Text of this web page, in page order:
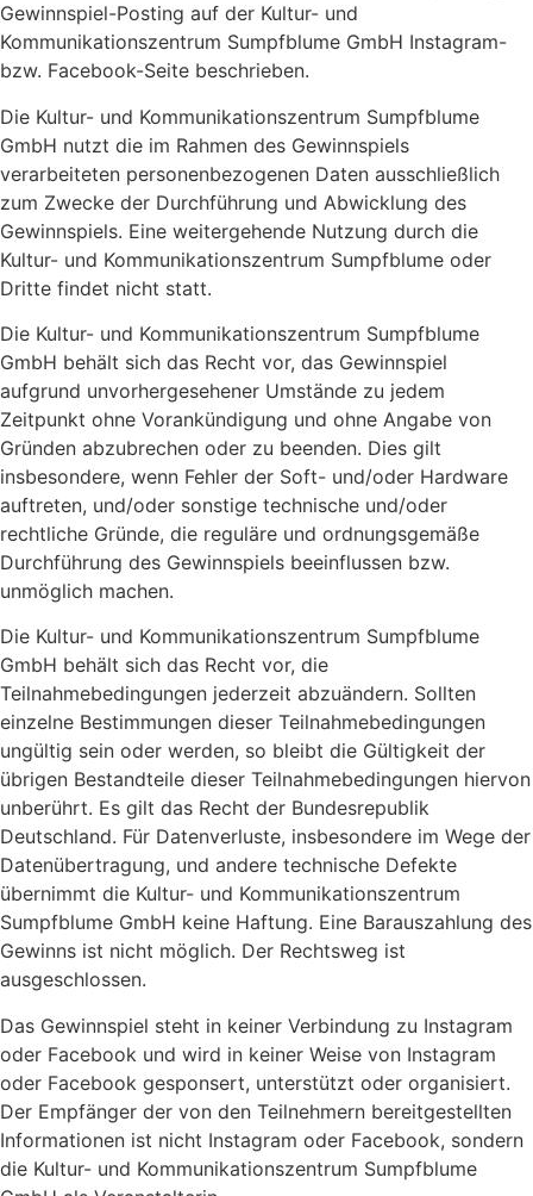
Gewinnspiel-Posting auf der Kultur- und
Kommunikationszentrum Sumpfblume GmbH Instagram-
bzw. Facebook-Seite beschrieben.
Die Kultur- und Kommunikationszentrum Sumpfblume
GmbH nutzt die im Rahmen des Gewinnspiels
verarbeiteten personenbezogenen Daten ausschließlich
zum Zwecke der Durchführung und Abwicklung des
Gewinnspiels. Eine weitergehende Nutzung durch die
Kultur- und Kommunikationszentrum Sumpfblume oder
Dritte findet nicht statt.
Die Kultur- und Kommunikationszentrum Sumpfblume
GmbH behält sich das Recht vor, das Gewinnspiel
aufgrund unvorhergesehener Umstände zu jedem
Zeitpunkt ohne Vorankündigung und ohne Angabe von
Gründen abzubrechen oder zu beenden. Dies gilt
insbesondere, wenn Fehler der Soft- und/oder Hardware
auftreten, und/oder sonstige technische und/oder
rechtliche Gründe, die reguläre und ordnungsgemäße
Durchführung des Gewinnspiels beeinflussen bzw.
unmöglich machen.
Die Kultur- und Kommunikationszentrum Sumpfblume
GmbH behält sich das Recht vor, die
Teilnahmebedingungen jederzeit abzuändern. Sollten
einzelne Bestimmungen dieser Teilnahmebedingungen
ungültig sein oder werden, so bleibt die Gültigkeit der
übrigen Bestandteile dieser Teilnahmebedingungen hiervon
unberührt. Es gilt das Recht der Bundesrepublik
Deutschland. Für Datenverluste, insbesondere im Wege der
Datenübertragung, und andere technische Defekte
übernimmt die Kultur- und Kommunikationszentrum
Sumpfblume GmbH keine Haftung. Eine Barauszahlung des
Gewinns ist nicht möglich. Der Rechtsweg ist
ausgeschlossen.
Das Gewinnspiel steht in keiner Verbindung zu Instagram
oder Facebook und wird in keiner Weise von Instagram
oder Facebook gesponsert, unterstützt oder organisiert.
Der Empfänger der von den Teilnehmern bereitgestellten
Informationen ist nicht Instagram oder Facebook, sondern
die Kultur- und Kommunikationszentrum Sumpfblume